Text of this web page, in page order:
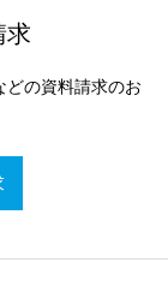
求
どの資料請求のお